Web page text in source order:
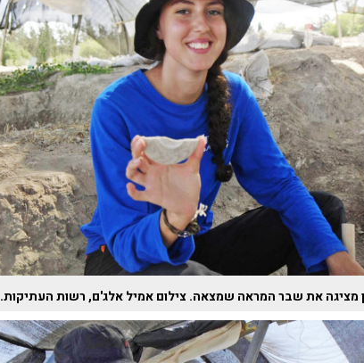
מציגה את שבר המראה שמצאה. צילום אמיל אלג'ם, רשות העתיקות.